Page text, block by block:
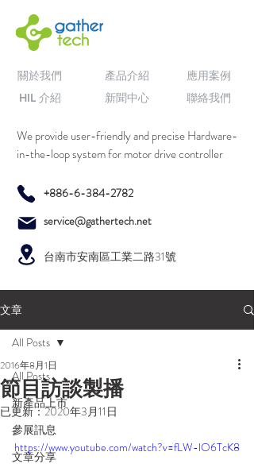
關於我們
HIL 介紹
產品介紹
新聞中心
應用案例
聯絡我們
We provide user-friendly and precise Hardware-
in-the-loop system for motor drive controller
+886-6-384-2782
service@gathertech.net
台南市安南區工業二路31號
文章
All Posts
新產品上市
參展訊息
文章分享
All Posts
節目訪談製播
2016年8月1日
已更新：2020年3月11日
https://www.youtube.com/watch?v=fLW-lO6TcK8